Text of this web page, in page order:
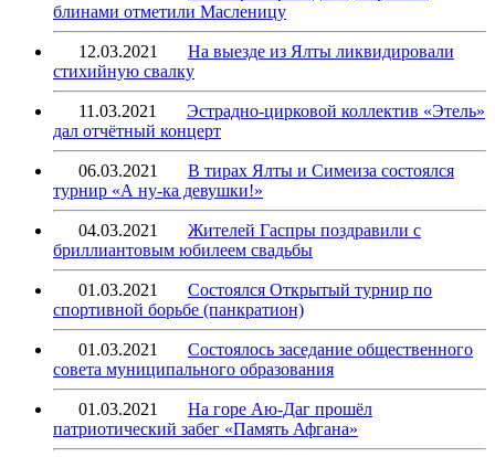
блинами отметили Масленицу
12.03.2021
На выезде из Ялты ликвидировали
стихийную свалку
11.03.2021
Эстрадно-цирковой коллектив «Этель»
дал отчётный концерт
06.03.2021
В тирах Ялты и Симеиза состоялся
турнир «А ну-ка девушки!»
04.03.2021
Жителей Гаспры поздравили с
бриллиантовым юбилеем свадьбы
01.03.2021
Состоялся Открытый турнир по
спортивной борьбе (панкратион)
01.03.2021
Состоялось заседание общественного
совета муниципального образования
01.03.2021
На горе Аю-Даг прошёл
патриотический забег «Память Афгана»